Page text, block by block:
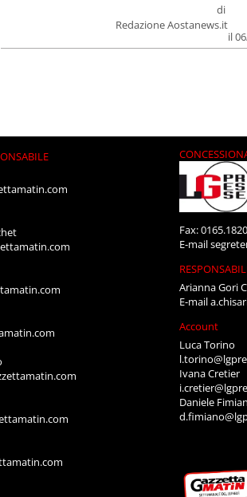
di
Redazione Aostanews.it
il
Fax:
E-mail
Arianna Gori
E-mail
Account
Luca Torino
Ivana Cretier
Daniele